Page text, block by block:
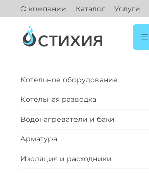
О компании Каталог Услуги
Котельное оборудование
Котельная разводка
Водонагреватели и баки
Арматура
Изоляция и расходники